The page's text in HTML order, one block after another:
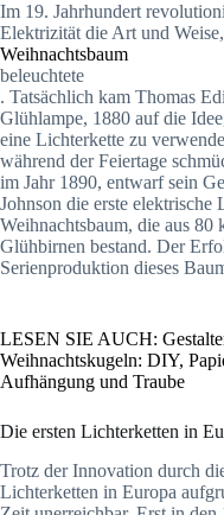
Im 19. Jahrhundert
Elektrizität die Art und
Weihnachtsbaum
beleuchtete
. Tatsächlich kam Thomas
Glühlampe, 1880 auf die
eine Lichterkette zu
während der Feiertage
im Jahr 1890, entwarf sein
Johnson die erste elektrische
Weihnachtsbaum, die aus 80
Glühbirnen bestand. Der
Serienproduktion dieses
LESEN SIE AUCH:
Weihnachtskugeln: DIY,
Aufhängung und Traube
Die ersten Lichterketten in
Trotz der Innovation durch
Lichterketten in Europa